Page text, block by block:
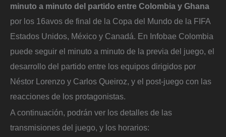
minuto a minuto del partido entre Colombia y Ghana
por los 16avos de final de la Copa del Mundo de la FIFA
Estados Unidos, México y Canadá. En Infobae Colombia
puede seguir el minuto a minuto de la previa del juego, el
desarrollo del partido entre los equipos dirigidos por
Néstor Lorenzo y Carlos Queiroz, y el post-juego con las
reacciones de los protagonistas.
A continuación, podrán ver los detalles de las
transmisiones del juego, y los horarios: